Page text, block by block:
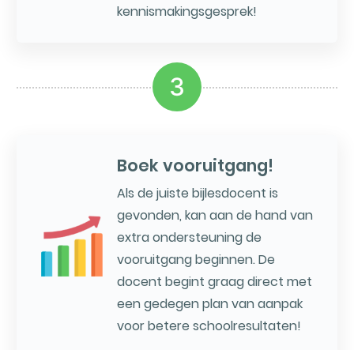
kennismakingsgesprek!
3
Boek vooruitgang!
Als de juiste bijlesdocent is
gevonden, kan aan de hand van
extra ondersteuning de
vooruitgang beginnen. De
docent begint graag direct met
een gedegen plan van aanpak
voor betere schoolresultaten!